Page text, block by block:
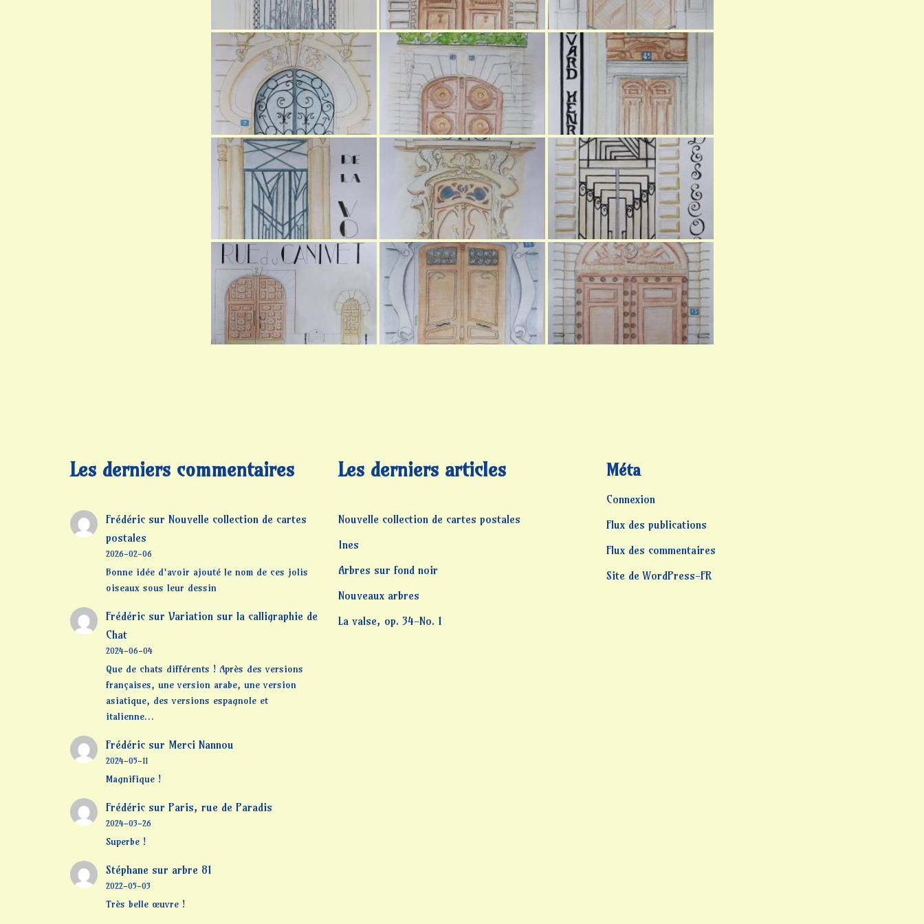
Les derniers commentaires
Frédéric sur Nouvelle collection de cartes
postales
2026-02-06
Bonne idée d'avoir ajouté le nom de ces jolis
oiseaux sous leur dessin
Frédéric sur Variation sur la calligraphie de
Chat
2024-06-04
Que de chats différents ! Après des versions
françaises, une version arabe, une version
asiatique, des versions espagnole et
italienne…
Frédéric sur Merci Nannou
2024-05-11
Magnifique !
Frédéric sur Paris, rue de Paradis
2024-03-26
Superbe !
Stéphane sur arbre 81
2022-05-03
Très belle œuvre !
Les derniers articles
Nouvelle collection de cartes postales
Ines
Arbres sur fond noir
Nouveaux arbres
La valse, op. 34-No. 1
Méta
Connexion
Flux des publications
Flux des commentaires
Site de WordPress-FR